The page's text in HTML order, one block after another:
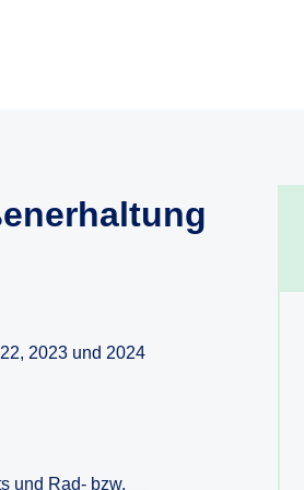
2023 und 2024
und Rad- bzw.